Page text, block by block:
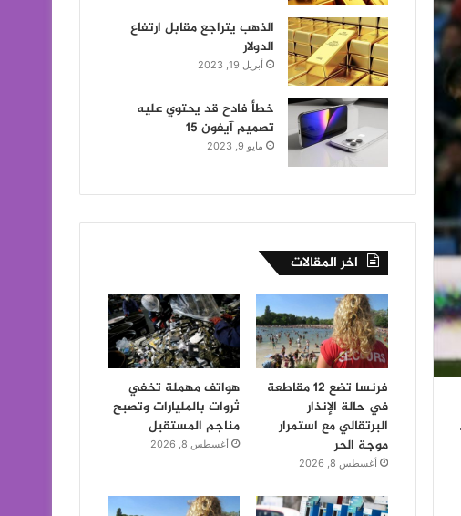
الذهب يتراجع مقابل ارتفاع
الدولار
أبريل 19, 2023
خطأ فادح قد يحتوي عليه
تصميم آيفون 15
مايو 9, 2023
اخر المقالات
فرنسا تضع 12 مقاطعة
في حالة الإنذار
البرتقالي مع استمرار
موجة الحر
أغسطس 8, 2026
هواتف مهملة تخفي
ثروات بالمليارات وتصبح
مناجم المستقبل
أغسطس 8, 2026